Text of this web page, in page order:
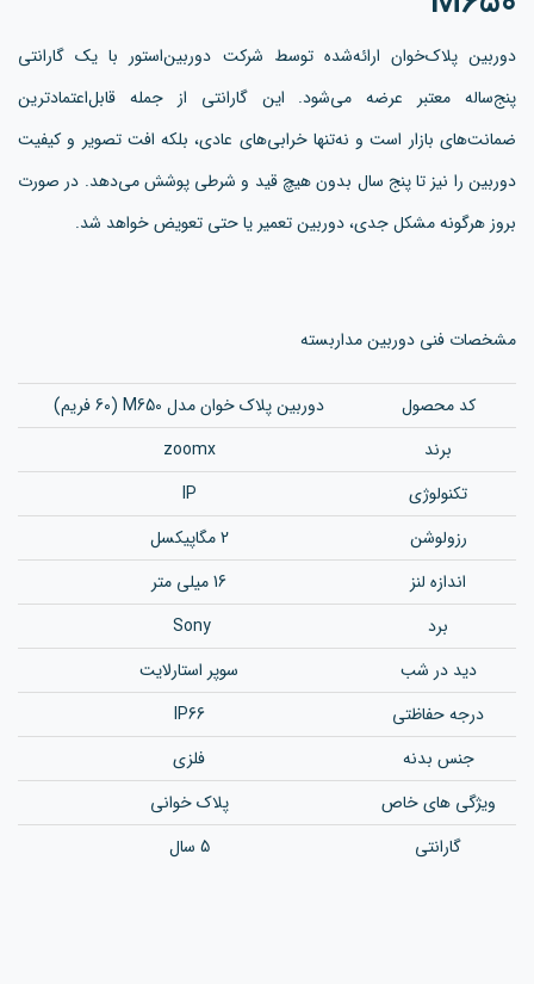
دوربین پلاک‌خوان ارائه‌شده توسط شرکت دوربین‌استور با یک گارانتی
پنج‌ساله معتبر عرضه می‌شود. این گارانتی از جمله قابل‌اعتمادترین
ضمانت‌های بازار است و نه‌تنها خرابی‌های عادی، بلکه افت تصویر و کیفیت
دوربین را نیز تا پنج سال بدون هیچ قید و شرطی پوشش می‌دهد. در صورت
بروز هرگونه مشکل جدی، دوربین تعمیر یا حتی تعویض خواهد شد.
مشخصات فنی دوربین مداربسته
کد محصول
دوربین پلاک خوان مدل M650 (60 فریم)
برند
zoomx
تکنولوژی
IP
رزولوشن‌
2 مگاپیکسل
اندازه لنز
16 میلی متر
برد
Sony
دید در شب
سوپر استارلایت
درجه حفاظتی
IP66
جنس بدنه
فلزی
ویژگی های خاص
پلاک خوانی
گارانتی
5 سال